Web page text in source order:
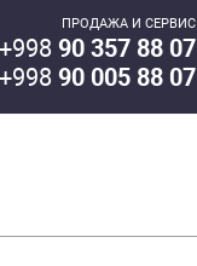
ПРОДАЖА И СЕРВИС
90 357 88 07
90 005 88 07